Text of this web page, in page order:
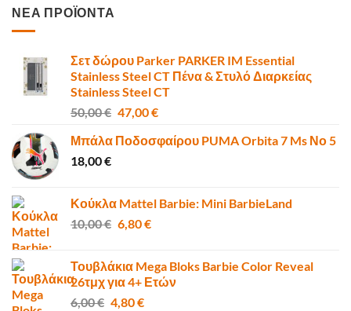
ΝΕΑ ΠΡΟΪΟΝΤΑ
Σετ δώρου Parker PARKER IM Essential
Stainless Steel CT Πένα & Στυλό Διαρκείας
Stainless Steel CT
50,00€ Original
was:
47,00€Η
τιμή
Μπάλα Ποδοσφαίρου PUMA Orbita 7 Ms Νο 5
18,00€
Κούκλα Mattel Barbie: Mini BarbieLand
10,00€ Original
10,00 €.
6,80€Η
είναι:
6,80 €.
Τουβλάκια Mega Bloks Barbie Color Reveal
26τμχ για 4+ Ετών
6,00€ Original
4,80€Η